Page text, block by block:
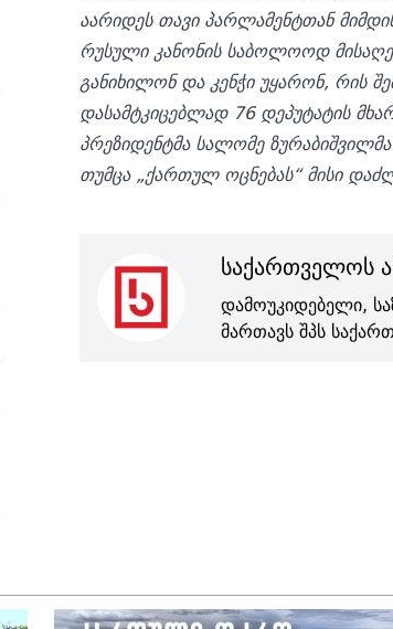
აარიდეს თავი პარლამენტთან
რუსული კანონის საბოლოოდ
განიხილონ და კენჭი უყარონ, რის
დასამტკიცებლად 76 დეპუტატის
პრეზიდენტმა სალომე
თუმცა „ქართულ ოცნებას“ მისი
საქართველოს
დამოუკიდებელი,
მართავს შპს